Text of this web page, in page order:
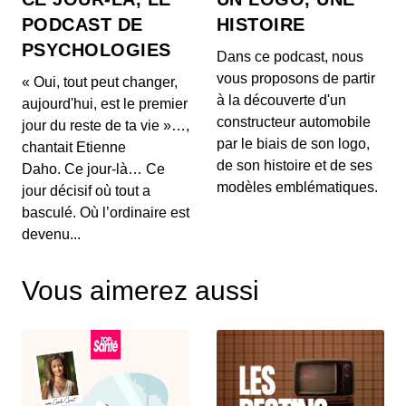
Comment OpenAI devient un assistant
à la recherche en Maths
00:03:04 - IL Y A 1 MOIS
Aujourd'hui, on ne va pas parler de génération de
texte ou de simples résumés de réunions, mais d...
Intelligence artificielle : la presse
française réclame 80 millions d’euros à
Brave
00:03:14 - IL Y A 1 MOIS
Aujourd'hui, nous décortiquons ce qui s'annonce
europ...
trois leçons majeures à retenir de cet
00:03:11 - IL Y A 1 MOIS
Comment l'intelligence artificielle
devient un confident pour les jeunes
00:03:16 - IL Y A 1 MOIS
PODCAST DE
PSYCHOLOGIES
« Oui, tout peut changer,
aujourd'hui, est le premier
jour du reste de ta vie »…,
chantait Etienne
Daho. Ce jour-là… Ce
jour décisif où tout a
basculé. Où l’ordinaire est
devenu...
HISTOIRE
Dans ce podcast, nous
vous proposons de partir
à la découverte d'un
constructeur automobile
par le biais de son logo,
de son histoire et de ses
modèles emblématiques.
Vous aimerez aussi